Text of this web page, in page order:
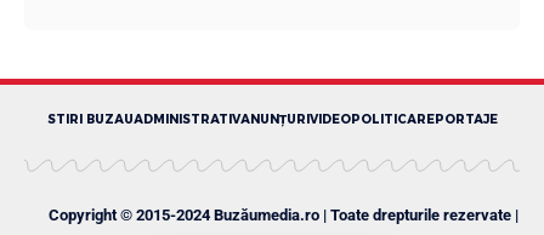
STIRI BUZAUADMINISTRATIVANUNȚURIVIDEOPOLITICAREPORTAJE
Copyright © 2015-2024 Buzăumedia.ro | Toate drepturile rezervate |